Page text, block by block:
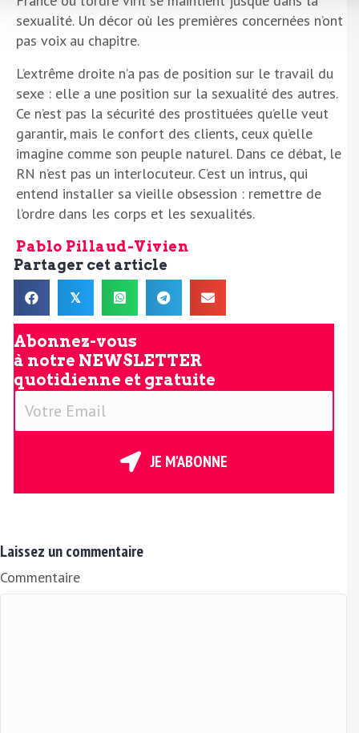
sexualité. Un décor où les premières concernées n’ont
pas voix au chapitre.
L’extrême droite n’a pas de position sur le travail du
sexe : elle a une position sur la sexualité des autres.
Ce n’est pas la sécurité des prostituées qu’elle veut
garantir, mais le confort des clients, ceux qu’elle
imagine comme son peuple naturel. Dans ce débat, le
RN n’est pas un interlocuteur. C’est un intrus, qui
entend installer sa vieille obsession : remettre de
l’ordre dans les corps et les sexualités.
Pablo Pillaud-Vivien
Partager cet article
𝕏
Abonnez-vous
à notre NEWSLETTER
quotidienne et gratuite
V
E
i
l
JE M'ABONNE
Laissez un commentaire
Commentaire